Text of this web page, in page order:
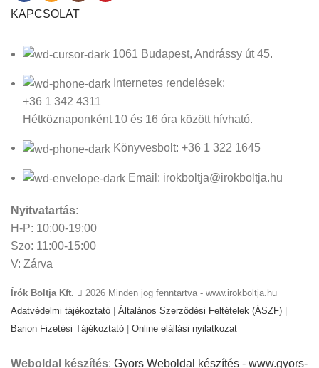
KAPCSOLAT
1061 Budapest, Andrássy út 45.
Internetes rendelések:
+36 1 342 4311
Hétköznaponként 10 és 16 óra között hívható.
Könyvesbolt: +36 1 322 1645
Email: irokboltja@irokboltja.hu
Nyitvatartás:
H-P: 10:00-19:00
Szo: 11:00-15:00
V: Zárva
Írók Boltja Kft.
2026 Minden jog fenntartva - www.irokboltja.hu
Adatvédelmi tájékoztató
Általános Szerződési Feltételek (ÁSZF)
Barion Fizetési Tájékoztató
Online elállási nyilatkozat
Weboldal készítés: Gyors Weboldal készítés - www.gyors-